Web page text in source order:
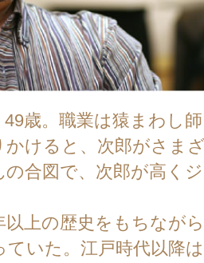
歳。職業は猿まわし
かけると、次郎がさま
の合図で、次郎が高く
上の歴史をもちなが
いた。江戸時代以降